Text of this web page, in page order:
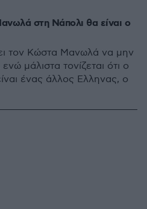
στη Νάπολι θα είναι ο
τον Κώστα Μανωλά να μην
μάλιστα τονίζεται ότι ο
ένας άλλος Ελληνας, ο